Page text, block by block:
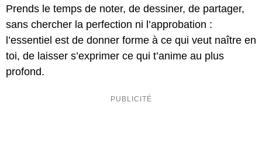
Prends le temps de noter, de dessiner, de partager,
sans chercher la perfection ni l’approbation :
l’essentiel est de donner forme à ce qui veut naître en
toi, de laisser s’exprimer ce qui t’anime au plus
profond.